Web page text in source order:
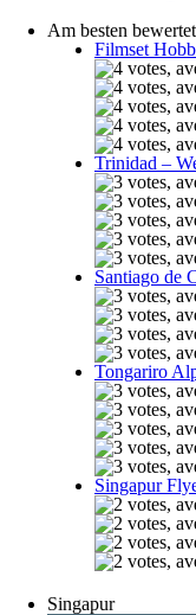
Am besten bewertet
Filmset
Trinidad –
Santiago de
Tongariro
Singapur
Singapur